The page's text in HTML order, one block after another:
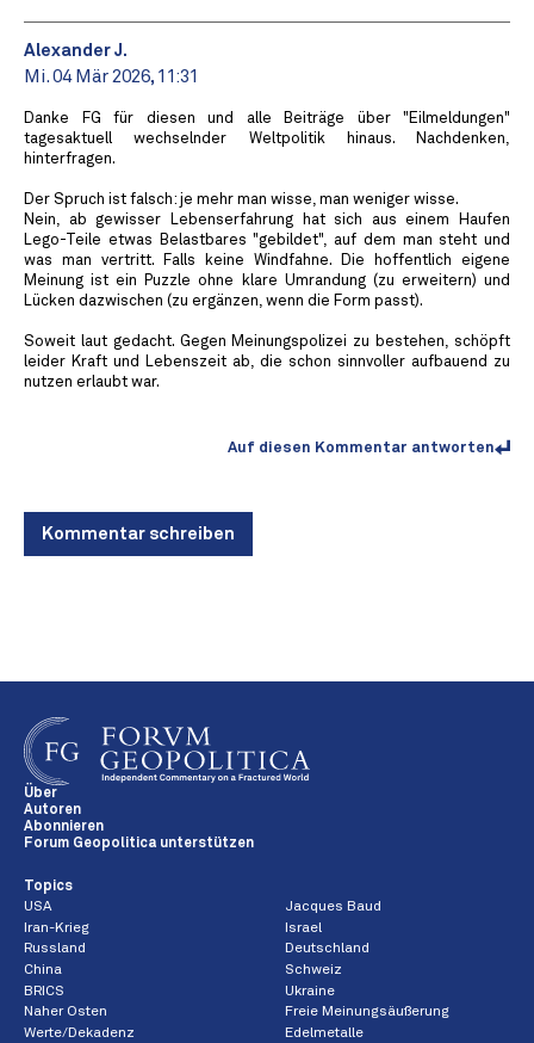
Alexander J.
Mi. 04 Mär 2026, 11:31
Danke FG für diesen und alle Beiträge über "Eilmeldungen"
tagesaktuell wechselnder Weltpolitik hinaus. Nachdenken,
hinterfragen.
Der Spruch ist falsch: je mehr man wisse, man weniger wisse.
Nein, ab gewisser Lebenserfahrung hat sich aus einem Haufen
Lego-Teile etwas Belastbares "gebildet", auf dem man steht und
was man vertritt. Falls keine Windfahne. Die hoffentlich eigene
Meinung ist ein Puzzle ohne klare Umrandung (zu erweitern) und
Lücken dazwischen (zu ergänzen, wenn die Form passt).
Soweit laut gedacht. Gegen Meinungspolizei zu bestehen, schöpft
leider Kraft und Lebenszeit ab, die schon sinnvoller aufbauend zu
nutzen erlaubt war.
Auf diesen Kommentar antworten
Kommentar schreiben
Über
Autoren
Abonnieren
Forum Geopolitica unterstützen
Topics
USA
Jacques Baud
Iran-Krieg
Israel
Russland
Deutschland
China
Schweiz
BRICS
Ukraine
Naher Osten
Freie Meinungsäußerung
Werte/Dekadenz
Edelmetalle